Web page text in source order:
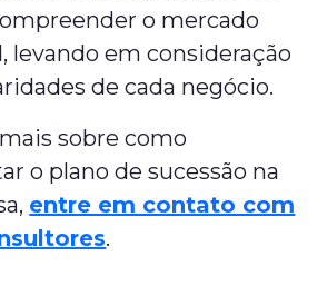
o mercado
levando em consideração
de cada negócio.
sobre como
o plano de sucessão na
entre em contato com
.